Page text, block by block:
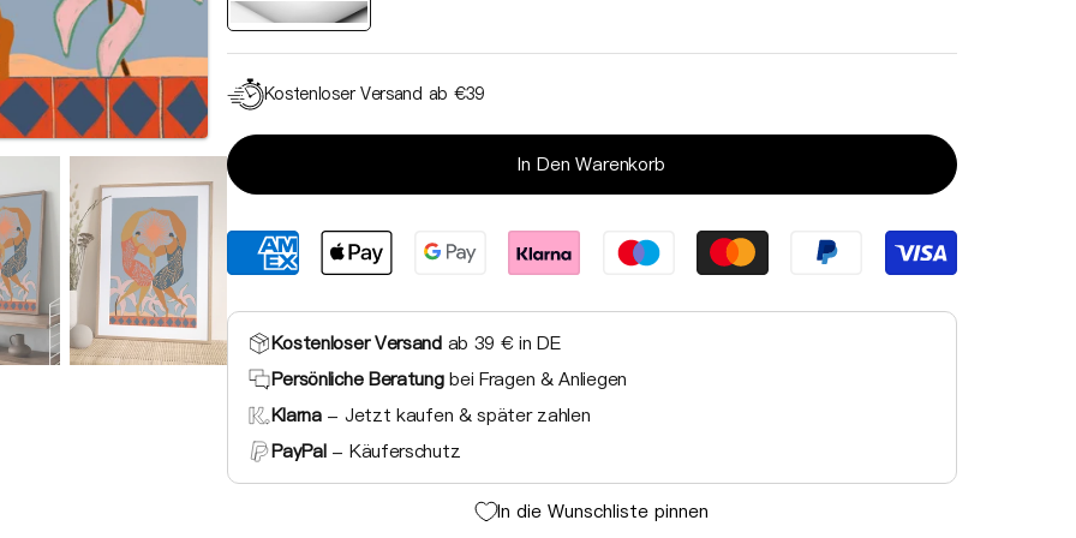
in
öffnen
Medien
in
öffnen
Kostenloser Versand ab €39
In Den Warenkorb
Kostenloser Versandab 39 € in DE
Persönliche Beratungbei Fragen & Anliegen
Klarna- Jetzt kaufen & später zahlen
PayPal- Käuferschutz
In die Wunschliste pinnen